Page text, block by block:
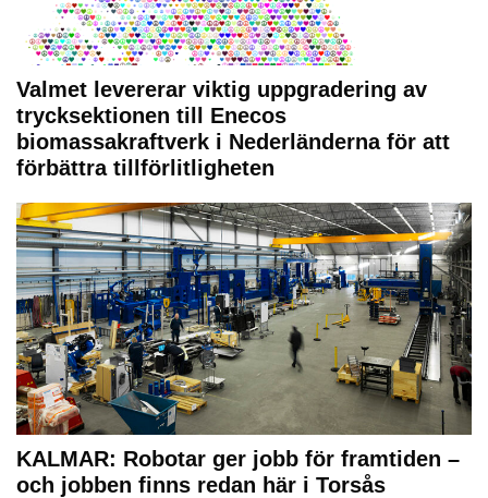
Valmet levererar viktig uppgradering av
trycksektionen till Enecos
biomassakraftverk i Nederländerna för att
förbättra tillförlitligheten
KALMAR: Robotar ger jobb för framtiden –
och jobben finns redan här i Torsås